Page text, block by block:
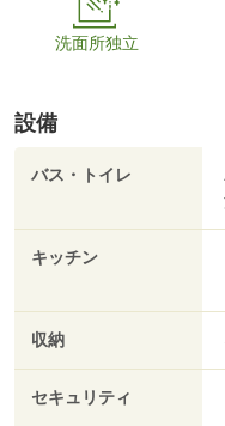
洗面所独立
設備
バス・トイレ
キッチン
収納
セキュリティ